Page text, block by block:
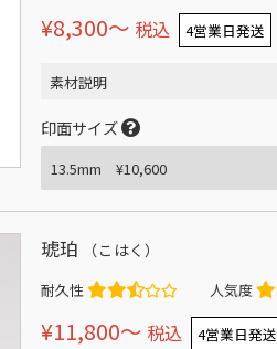
¥8,300〜 税込 4営業日発送
素材説明
印面サイズ
琥珀 （こはく）
耐久性 人気度
¥11,800〜 税込 4営業日発送